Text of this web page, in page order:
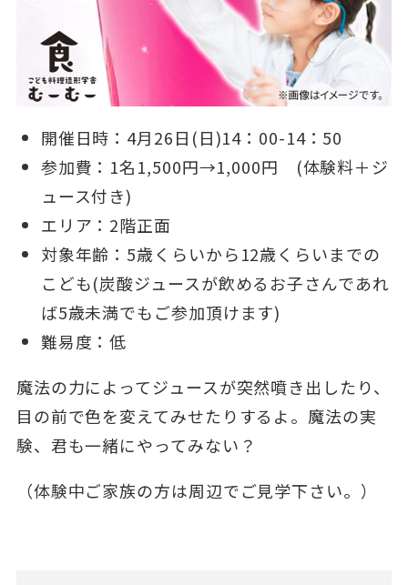
開催日時：4月26日(日)14：00-14：50
参加費：1名1,500円→1,000円 (体験料＋ジ
ュース付き)
エリア：2階正面
対象年齢：5歳くらいから12歳くらいまでの
こども(炭酸ジュースが飲めるお子さんであれ
ば5歳未満でもご参加頂けます)
難易度：低
魔法の力によってジュースが突然噴き出したり、
目の前で色を変えてみせたりするよ。魔法の実
験、君も一緒にやってみない？
（体験中ご家族の方は周辺でご見学下さい。）